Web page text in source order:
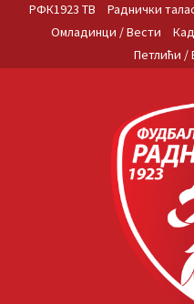
РФК1923 ТВ Раднички
Омладинци / Вести
Петлићи /